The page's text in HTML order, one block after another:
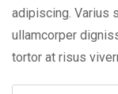
adipiscing. Varius
ullamcorper
tortor at risus